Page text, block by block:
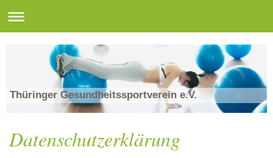
Thüringer Gesundheitssportverein e.V.
Datenschutzerklärung